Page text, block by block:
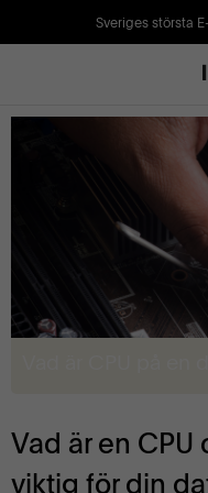
Sveriges största
Vad är en CPU
viktig för din